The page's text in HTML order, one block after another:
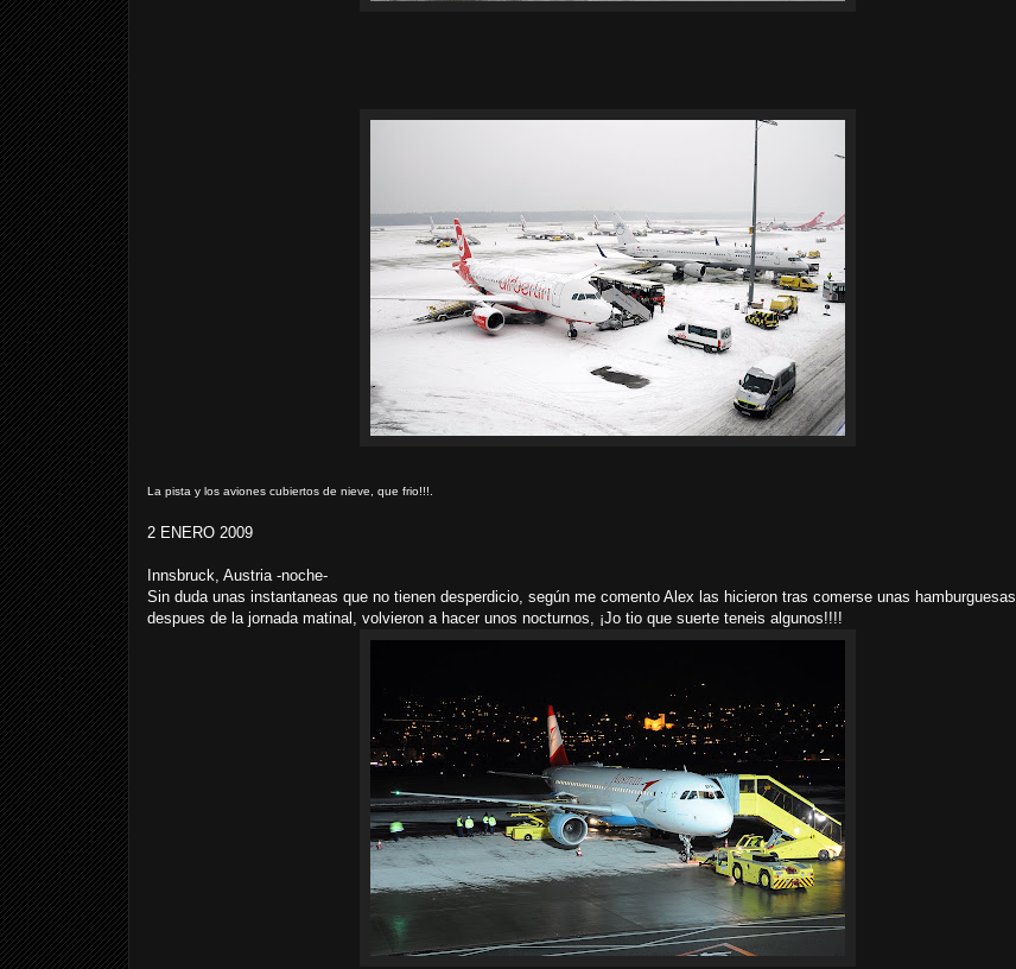
La pista y los aviones cubiertos de nieve, que frio!!!.
2 ENERO 2009
Innsbruck, Austria -noche-
Sin duda unas instantaneas que no tienen desperdicio, según me comento Alex las hicieron tras comerse unas hamburguesas
despues de la jornada matinal, volvieron a hacer unos nocturnos, ¡Jo tio que suerte teneis algunos!!!!